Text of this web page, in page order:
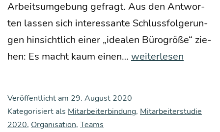
Arbeits­um­ge­bung gefragt. Aus den Ant­wor­
ten las­sen sich inter­es­san­te Schluss­fol­ge­run­
gen hin­sicht­lich einer „idea­len Büro­grö­ße“ zie­
hen: Es macht kaum einen… Gibt
etwas
weiterlesen
Veröffentlicht am 29. August 2020
Kategorisiert als Mitarbeiterbindung, Mitarbeiterstudie
2020, Organisation, Teams